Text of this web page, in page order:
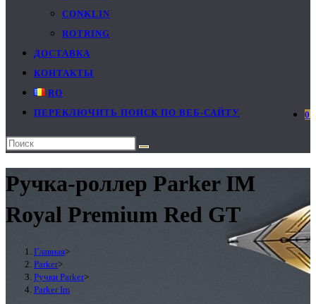
CONKLIN
ROTRING
ДОСТАВКА
КОНТАКТЫ
RO
0
ПЕРЕКЛЮЧИТЬ ПОИСК ПО ВЕБ-САЙТУ
Ручка-роллер Parker IM
Royal Premium Red GT
Главная>
Parker>
Ручки Parker>
Parker Im